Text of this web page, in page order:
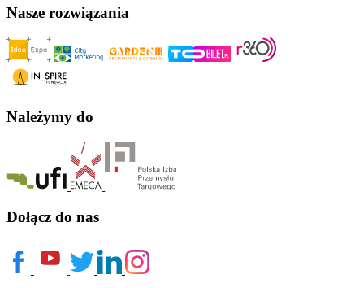
Nasze rozwiązania
Należymy do
Dołącz do nas